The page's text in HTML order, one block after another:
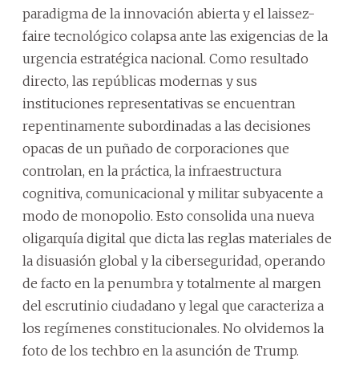
paradigma de la innovación abierta y el laissez-
faire tecnológico colapsa ante las exigencias de la
urgencia estratégica nacional. Como resultado
directo, las repúblicas modernas y sus
instituciones representativas se encuentran
repentinamente subordinadas a las decisiones
opacas de un puñado de corporaciones que
controlan, en la práctica, la infraestructura
cognitiva, comunicacional y militar subyacente a
modo de monopolio. Esto consolida una nueva
oligarquía digital que dicta las reglas materiales de
la disuasión global y la ciberseguridad, operando
de facto en la penumbra y totalmente al margen
del escrutinio ciudadano y legal que caracteriza a
los regímenes constitucionales. No olvidemos la
foto de los techbro en la asunción de Trump.